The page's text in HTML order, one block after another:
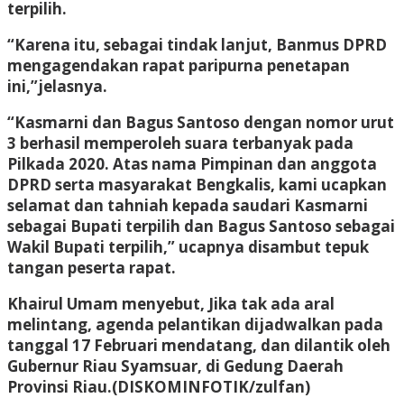
terpilih.
“Karena itu, sebagai tindak lanjut, Banmus DPRD
mengagendakan rapat paripurna penetapan
ini,”jelasnya.
“Kasmarni dan Bagus Santoso dengan nomor urut
3 berhasil memperoleh suara terbanyak pada
Pilkada 2020. Atas nama Pimpinan dan anggota
DPRD serta masyarakat Bengkalis, kami ucapkan
selamat dan tahniah kepada saudari Kasmarni
sebagai Bupati terpilih dan Bagus Santoso sebagai
Wakil Bupati terpilih,” ucapnya disambut tepuk
tangan peserta rapat.
Khairul Umam menyebut, Jika tak ada aral
melintang, agenda pelantikan dijadwalkan pada
tanggal 17 Februari mendatang, dan dilantik oleh
Gubernur Riau Syamsuar, di Gedung Daerah
Provinsi Riau.(DISKOMINFOTIK/zulfan)